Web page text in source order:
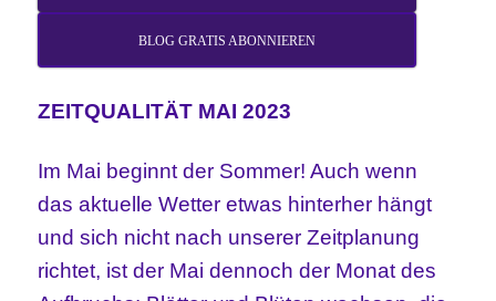
BLOG GRATIS ABONNIEREN
ZEITQUALITÄT MAI 2023
Im Mai beginnt der Sommer! Auch wenn
das aktuelle Wetter etwas hinterher hängt
und sich nicht nach unserer Zeitplanung
richtet, ist der Mai dennoch der Monat des